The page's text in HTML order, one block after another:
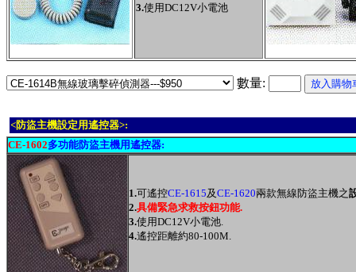
3.使用DC12V小電池
數量:
<防盜主機設定用遙控器>:
CE-1602多功能防盜主機用遙控器:
1.可遙控CE-1615及CE-1620兩款無線防盜主機之
2.具備緊急求救按鈕功能.
3.使用DC12V小電池.
4.遙控距離約80-100M.